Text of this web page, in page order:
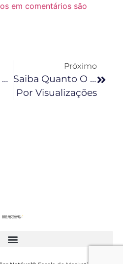
em comentários são
Entenda Como Merecer As Placas Do YouTube Para O Seu Canal
Próximo
Saiba Quanto O YouTube Paga
Por Visualizações